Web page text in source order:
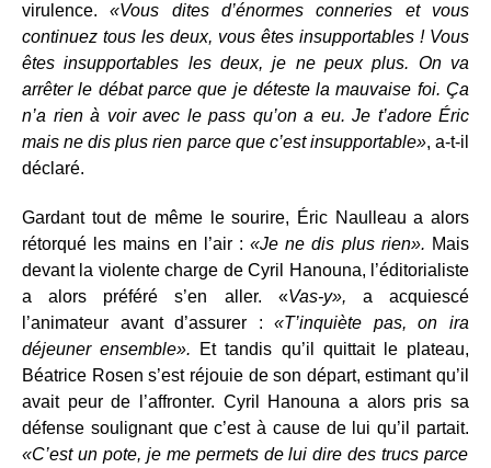
virulence.«Vous dites d’énormes conneries et vous
continuez tous les deux, vous êtes insupportables ! Vous
êtes insupportables les deux, je ne peux plus. On va
arrêter le débat parce que je déteste la mauvaise foi. Ça
n’a rien à voir avec le pass qu’on a eu. Je t’adore Éric
mais ne dis plus rien parce que c’est insupportable», a-t-il
déclaré.
Gardant tout de même le sourire, Éric Naulleau a alors
rétorqué les mains en l’air : «Je ne dis plus rien». Mais
devant la violente charge de Cyril Hanouna, l’éditorialiste
a alors préféré s’en aller. «Vas-y», a acquiescé
l’animateur avant d’assurer : «T’inquiète pas, on ira
déjeuner ensemble». Et tandis qu’il quittait le plateau,
Béatrice Rosen s’est réjouie de son départ, estimant qu’il
avait peur de l’affronter. Cyril Hanouna a alors pris sa
défense soulignant que c’est à cause de lui qu’il partait.
«C’est un pote, je me permets de lui dire des trucs parce